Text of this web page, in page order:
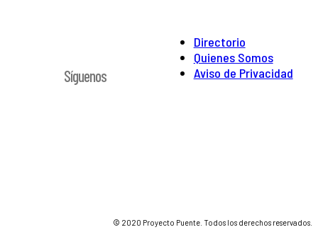
Directorio
Quienes Somos
Aviso de Privacidad
Síguenos
© 2020 Proyecto Puente. Todos los derechos reservados.